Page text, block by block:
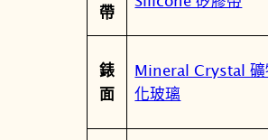
-
0
帶
錶
面
Mineral Crystal 礦
化玻璃